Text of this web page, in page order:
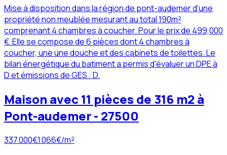
Mise à disposition dans la région de pont-audemer d'une
propriété non meublée mesurant au total 190m²
comprenant 4 chambres à coucher. Pour le prix de 499,000
€. Elle se compose de 6 pièces dont 4 chambres à
coucher, une une douche et des cabinets de toilettes. Le
bilan énergétique du batiment a permis d'évaluer un DPE à
D et émissions de GES : D.
Maison avec 11 pièces de 316 m2 à
Pont-audemer - 27500
337 000€1 066€/m²